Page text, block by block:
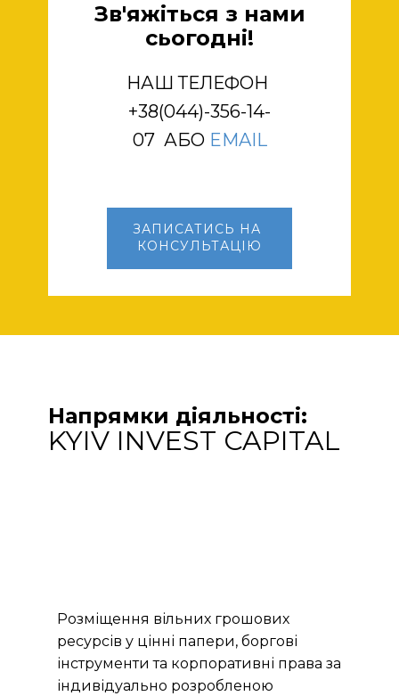
Зв'яжіться з нами
сьогодні!
НАШ ТЕЛЕФОН
+38(044)-356-14-
07 АБО EMAIL
ЗАПИСАТИСЬ НА
КОНСУЛЬТАЦІЮ
Напрямки діяльності:
KYIV INVEST CAPITAL
Розміщення вільних грошових
ресурсів у цінні папери, боргові
інструменти та корпоративні права за
індивідуально розробленою